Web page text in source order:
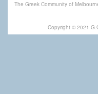
The Greek Community of
Copyright © 2021